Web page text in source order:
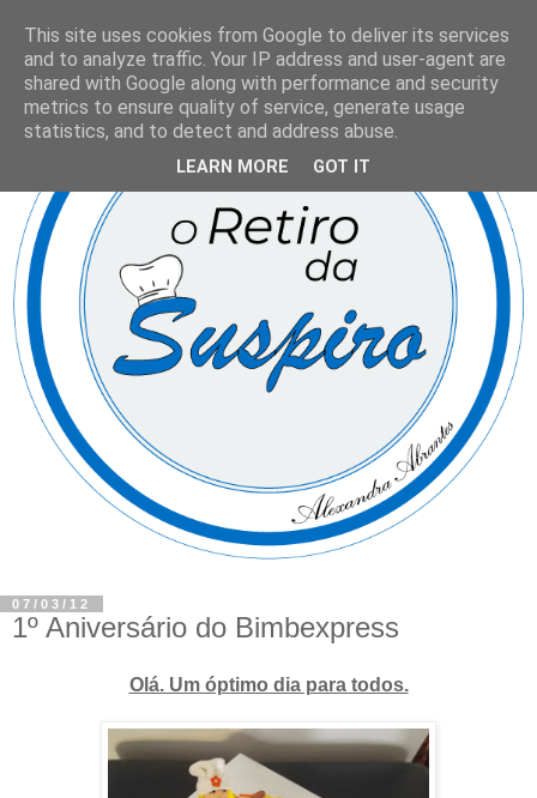
07/03/12
1º Aniversário do Bimbexpress
Olá. Um óptimo dia para todos.
This site uses cookies from Google to deliver its services
and to analyze traffic. Your IP address and user-agent are
shared with Google along with performance and security
metrics to ensure quality of service, generate usage
statistics, and to detect and address abuse.
LEARN MORE GOT IT